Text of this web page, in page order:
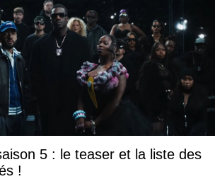
5 : le teaser et la liste des
!